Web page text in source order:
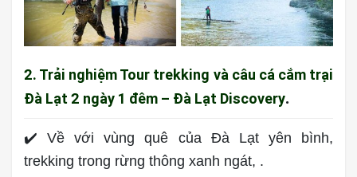
2. Trải nghiệm Tour trekking và câu cá cắm trại
Đà Lạt 2 ngày 1 đêm – Đà Lạt Discovery.
✔️ Về với vùng quê của Đà Lạt yên bình,
trekking trong rừng thông xanh ngát, .